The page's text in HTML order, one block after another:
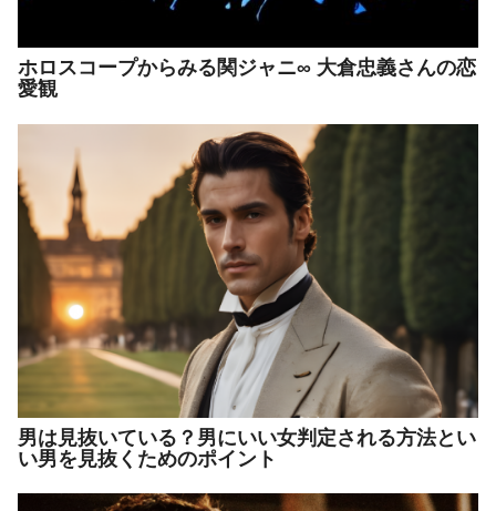
ホロスコープからみる関ジャニ∞ 大倉忠義さんの恋
愛観
男は見抜いている？男にいい女判定される方法とい
い男を見抜くためのポイント